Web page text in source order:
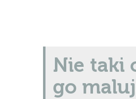
Nie taki
go